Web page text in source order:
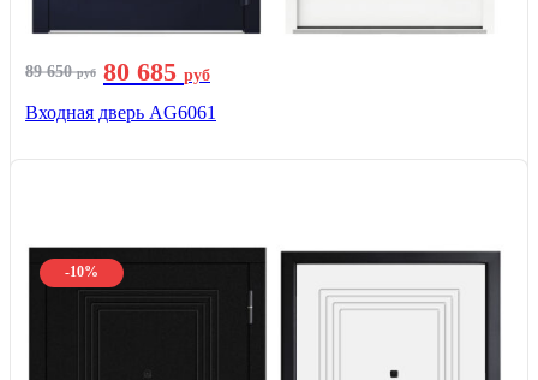
89 650руб 80 685 руб
Входная дверь AG6061
-10%